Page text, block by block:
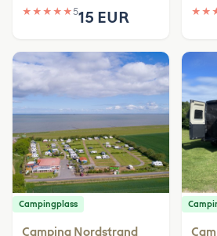
★ ★ ★ ★ ★515 EUR ★ ★
Campingplass
Camping Nordstrand